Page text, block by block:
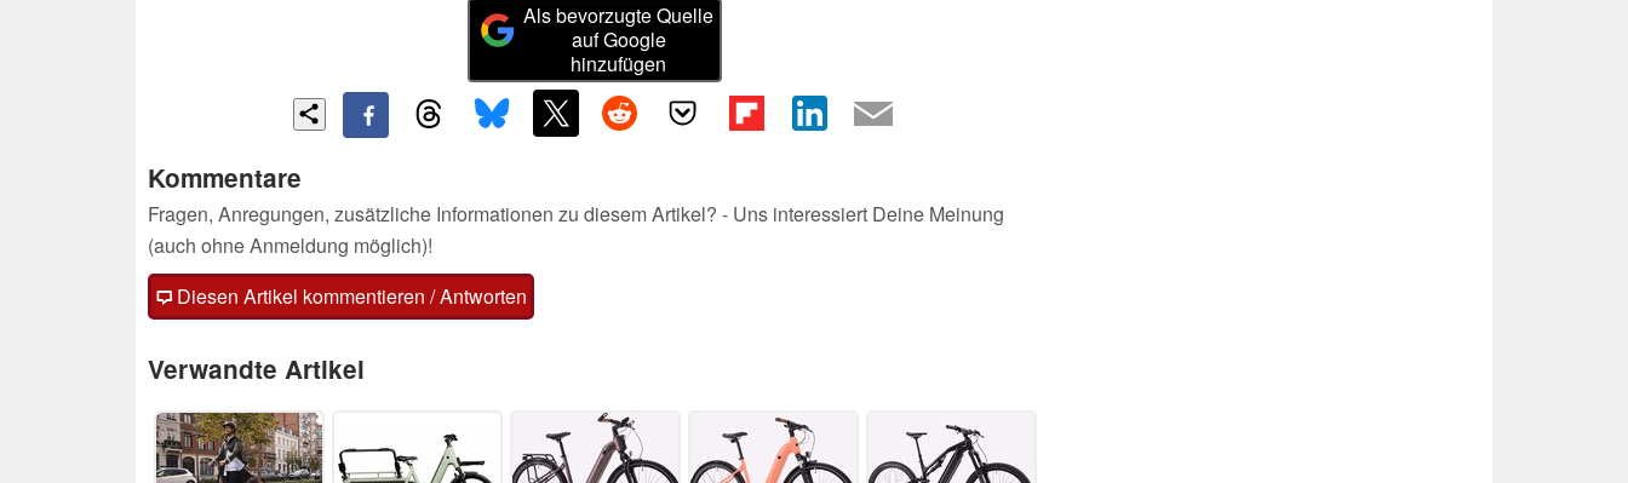
Als bevorzugte Quelle
auf Google
hinzufügen
Kommentare
Fragen, Anregungen, zusätzliche Informationen zu diesem Artikel? - Uns interessiert Deine Meinung
(auch ohne Anmeldung möglich)!
Diesen Artikel kommentieren / Antworten
Verwandte Artikel